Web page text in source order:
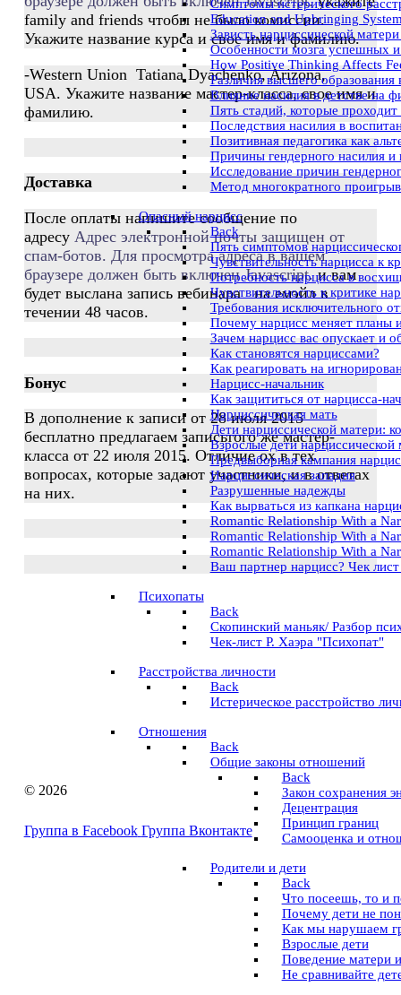
Симптомы истерического
Education and Upbringing
Зависть нарциссической
Особенности мозга успешных
How Positive Thinking Affects
Различия высшего
Влияние насилия в детстве на
Пять стадий, которые
Последствия насилия в
Позитивная педагогика как
Причины гендерного насилия и
Исследование причин
Метод многократного
Опасный нарцисс
Back
Пять симптомов
Чувствительность нарцисса к
Потребность нарцисса в
Чувствительность к критике
Требования исключительного
Почему нарцисс меняет планы
Зачем нарцисс вас опускает и
Как становятся нарциссами?
Как реагировать на
Нарцисс-начальник
Как защититься от нарцисса-
Нарциссическая мать
Дети нарциссической матери:
Взрослые дети нарциссической
Предвыборная кампания
Нарциссическая западня
Разрушенные надежды
Как вырваться из капкана
Romantic Relationship With a
Romantic Relationship With a
Romantic Relationship With a
Ваш партнер нарцисс? Чек
Психопаты
Back
Скопинский маньяк/ Разбор
Чек-лист Р. Хаэра "Психопат"
Расстройства личности
Back
Истерическое расстройство
Отношения
Back
Общие законы отношений
Back
Закон сохранения
Децентрация
Принцип границ
Самооценка и
Pодители и дети
Back
Что посеешь, то и
Почему дети не
Как мы нарушаем
Взрослые дети
Поведение матери
Не сравнивайте
family and friends чтобы не было комиссии.
Укажите название курса и свое имя и фамилию.
-Western Union Tatiana Dyachenko, Arizona,
USA. Укажите название мастер-класса, свое имя и
фамилию.
Доставка
После оплаты напишите сообщение по
адресу Адрес электронной почты защищен от
спам-ботов. Для просмотра адреса в вашем
браузере должен быть включен Javascript.и вам
будет выслана запись вебинара на емэйл в
течении 48 часов.
Бонус
В дополнение к записи от 28 июля 2015
бесплатно предлагаем записьтого же мастер-
класса от 22 июля 2015. Отличие ох в тех
вопросах, которые задают участники, и в ответах
на них.
© 2026
Группа в Facebook Группа Вконтакте